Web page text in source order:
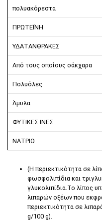
πολυακόρεστα
ΠΡΩΤΕΪΝΗ
ΥΔΑΤΑΝΘΡΑΚΕΣ
Από τους οποίους σάκχαρα
Πολυόλες
Άμυλα
ΦΥΤΙΚΕΣ ΙΝΕΣ
ΝΑΤΡΙΟ
(Η περιεκτικότητα σε
φωσφολιπίδια και
γλυκολιπίδια.Το λίπος
λιπαρών οξέων που
περιεκτικότητα σε
g/100 g).